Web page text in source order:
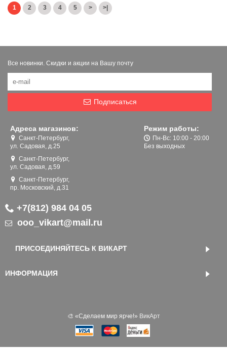
1 2 3 4 5 > >|
Все новинки. Скидки и акции на Вашу почту
Подписаться
Адреса магазинов:
Санкт-Петербург,
ул. Садовая, д.25
Санкт-Петербург,
ул. Садовая, д.59
Санкт-Петербург,
пр. Московский, д.31
Режим работы:
Пн-Вс: 10:00 - 20:00
Без выходных
+7(812) 984 04 05
ooo_vikart@mail.ru
ПРИСОЕДИНЯЙТЕСЬ К ВИКАРТ
ИНФОРМАЦИЯ
🎨 «‎Сделаем мир ярче!» ВикАрт